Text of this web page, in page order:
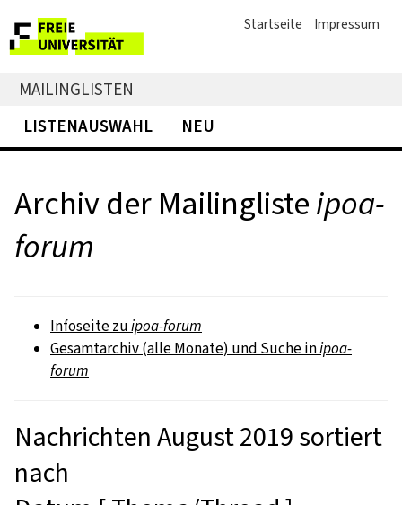
Startseite Impressum
MAILINGLISTEN
LISTENAUSWAHL
NEU
Archiv der Mailinglisteipoa-
forum
Infoseite zuipoa-forum
Gesamtarchiv (alle Monate) und Suche inipoa-
forum
Nachrichten August 2019 sortiert
nach